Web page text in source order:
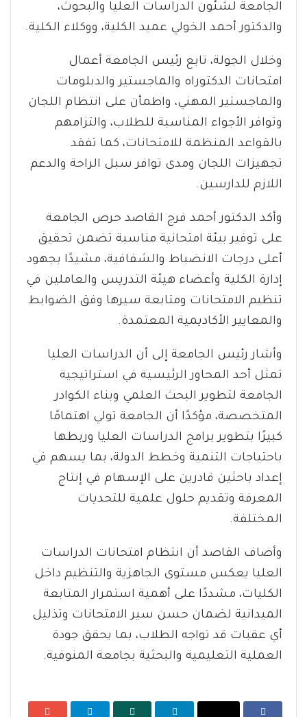
الجامعة لشئون الدراسات العليا والبحوث،
والدكتور أحمد الخولي عميد الكلية، ووكلاء الكلية.
وخلال الجولة، تابع رئيس الجامعة أعمال
امتحانات الدكتوراه والماجستير والدبلومات
والماجستير المهني، واطمأن على انتظام اللجان
وتوافر الأجواء المناسبة للطلاب، والتزامهم
بالقواعد المنظمة للامتحانات، كما تفقد
تجهيزات اللجان ومدى توافر سبل الراحة والدعم
اللازم للدارسين.
وأكد الدكتور أحمد فرج القاصد حرص الجامعة
على توفير بيئة امتحانية مناسبة تضمن تحقيق
أعلى درجات الانضباط والشفافية، مشيدًا بجهود
إدارة الكلية وأعضاء هيئة التدريس والعاملين في
تنظيم الامتحانات ومتابعة سيرها وفق الضوابط
والمعايير الأكاديمية المعتمدة.
وأشار رئيس الجامعة إلى أن الدراسات العليا
تمثل أحد المحاور الرئيسية في استراتيجية
الجامعة لتطوير البحث العلمي وبناء الكوادر
المتخصصة، مؤكدًا أن الجامعة تولي اهتمامًا
كبيرًا بتطوير برامج الدراسات العليا وربطها
باحتياجات التنمية وخطط الدولة، بما يسهم في
إعداد باحثين قادرين على الإسهام في إنتاج
المعرفة وتقديم حلول علمية للتحديات
المختلفة.
وأضاف القاصد أن انتظام امتحانات الدراسات
العليا يعكس مستوى الجاهزية والتنظيم داخل
الكليات، مشددًا على أهمية استمرار المتابعة
الميدانية لضمان حسن سير الامتحانات وتذليل
أي عقبات قد تواجه الطلاب، بما يحقق جودة
العملية التعليمية والبحثية بجامعة المنوفية.